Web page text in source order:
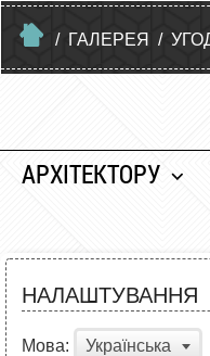
/ ГАЛЕРЕЯ /
АРХІТЕКТОРУ
НАЛАШТУВАННЯ
Мова: Українська